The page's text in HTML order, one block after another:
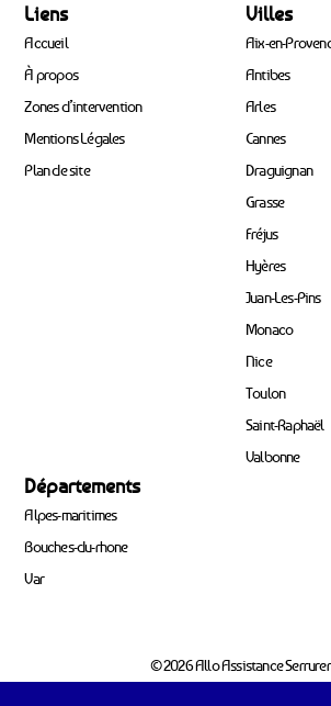
Liens
Accueil
À propos
Zones d’intervention
Mentions Légales
Plan de site
Villes
Aix-en-
Antibes
Arles
Cannes
Draguignan
Grasse
Fréjus
Hyères
Juan-Les-Pins
Monaco
Nice
Toulon
Saint-Raphaël
Valbonne
Départements
Alpes-maritimes
Bouches-du-rhone
Var
© 2026 Allo Assistance